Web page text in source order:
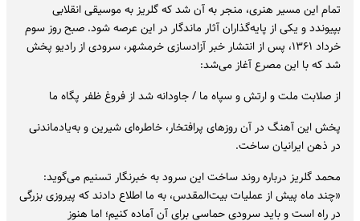
تمام این مسیر هنری، منجر به آن شد که گلریز به موسیقی انقلابی
بپیوندد و یکی از پایه‌گذاران آثار ماندگار در این عرصه شود. صبح روز سوم
خرداد ۱۳۶۱، پس از انتشار خبر آزادسازی خرمشهر، سرودی از رادیو پخش
شد که با این مصرع آغاز می‌شد:
از صلابت ملت و ارتش و سپاه ما / جاودانه شد از فروغ ظفر پگاه ما
پخش این آهنگ در آن روزهای پرافتخار، خاطره‌ای شیرین و به‌یادماندنی
در ذهن ایرانیان ساخت.
محمد گلریز درباره روند ساخت این سرود به خبرنگار تسنیم می‌گوید:
«چند ماه پیش از عملیات بیت‌المقدس، به ما اطلاع دادند که پیروزی بزرگی
در راه است و باید سرودی حماسی برای آن آماده کنیم؛ اما هنوز